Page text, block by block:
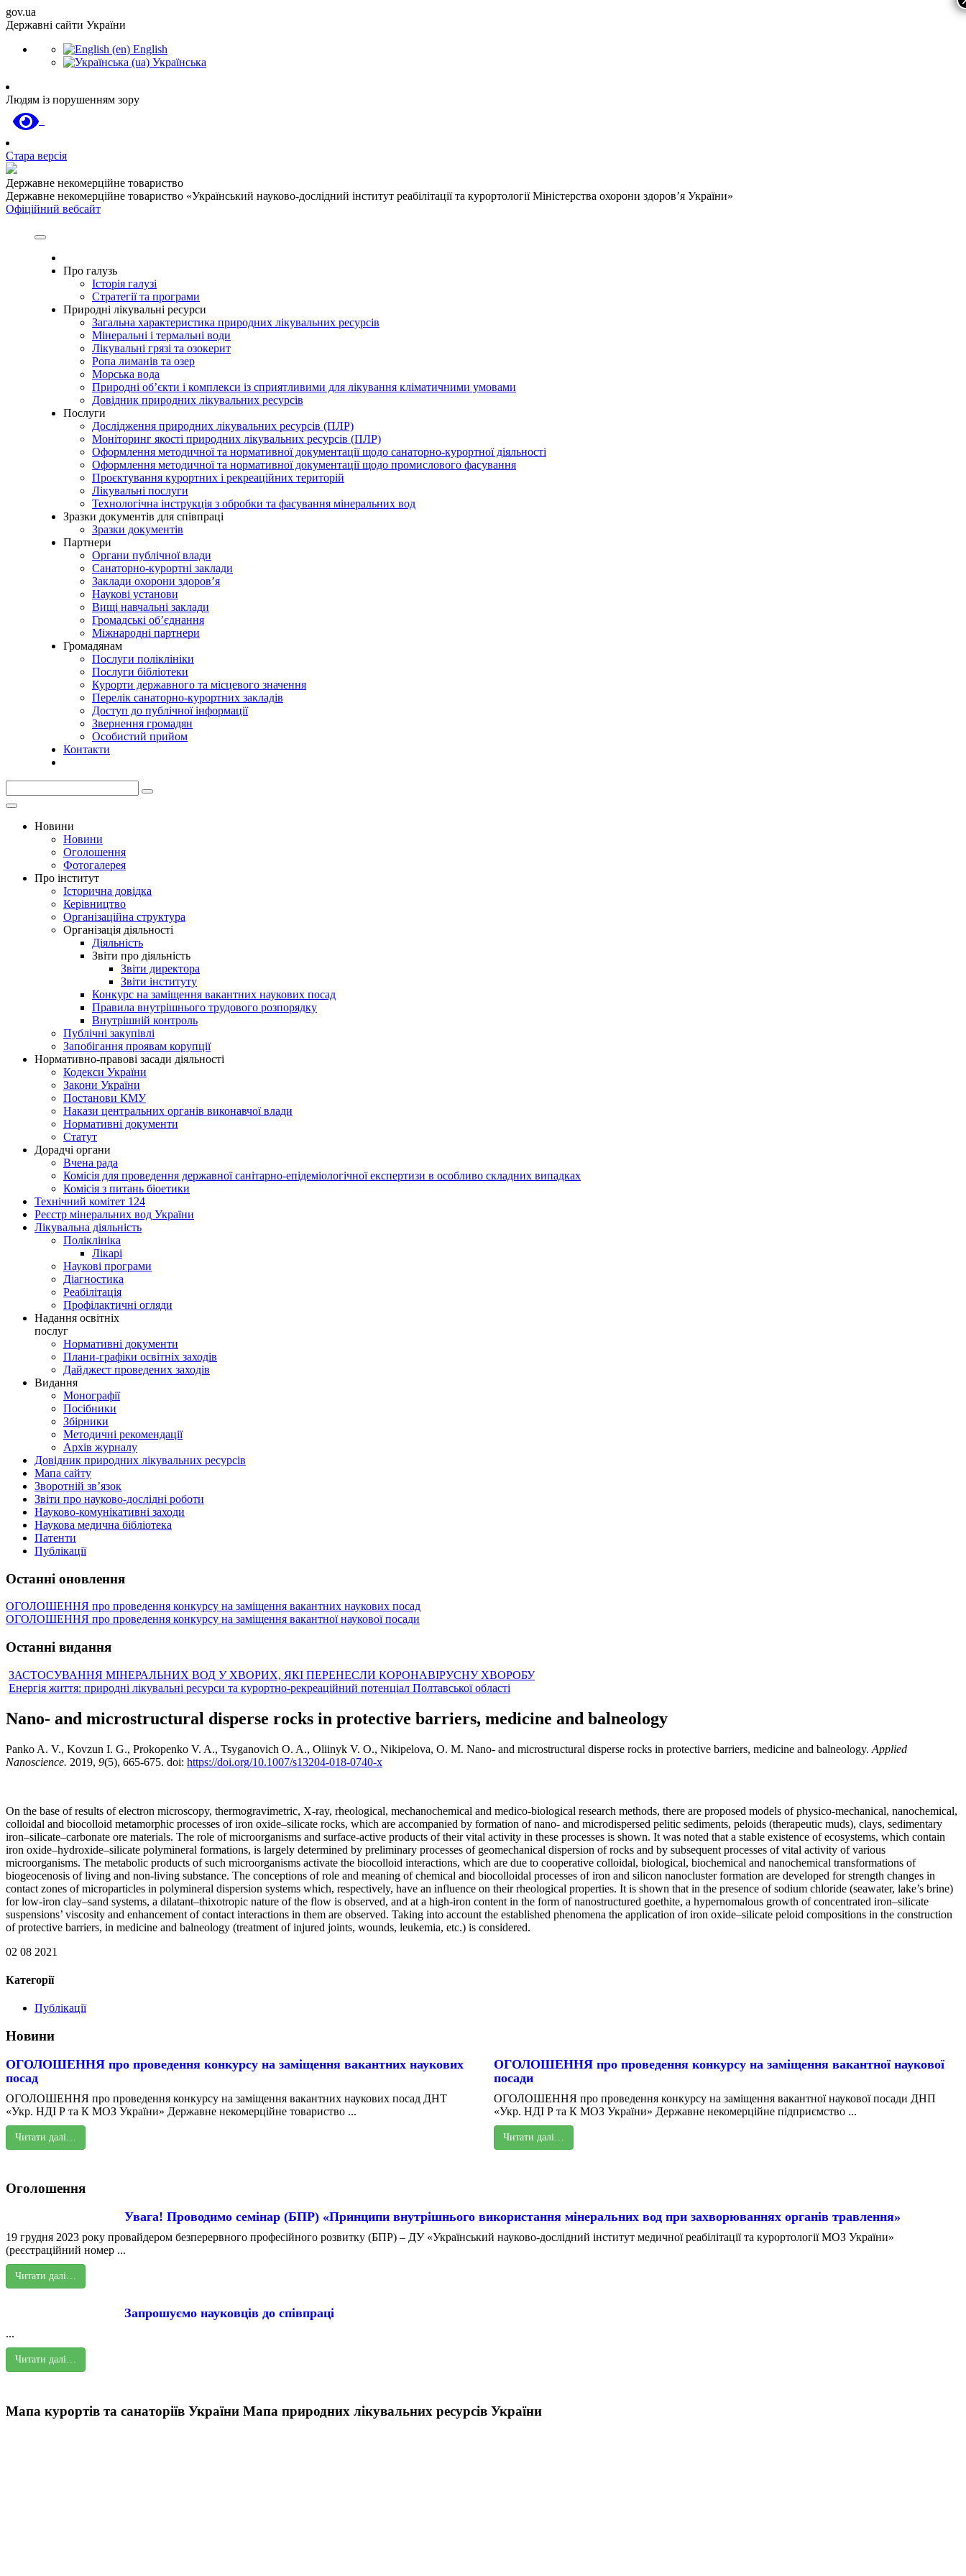
gov.ua
Державні сайти України
English
Українська
Людям із порушенням зору
Стара версія
Державне некомерційне товариство
Державне некомерційне товариство «Український науково-дослідний інститут реабілітації та курортології Міністерства охорони здоров’я України»
Офіційний вебсайт
Про галузь
Історія галузі
Стратегії та програми
Природні лікувальні ресурси
Загальна характеристика природних лікувальних ресурсів
Мінеральні і термальні води
Лікувальні грязі та озокерит
Ропа лиманів та озер
Морська вода
Природні об’єкти і комплекси із сприятливими для лікування кліматичними умовами
Довідник природних лікувальних ресурсів
Послуги
Дослідження природних лікувальних ресурсів (ПЛР)
Моніторинг якості природних лікувальних ресурсів (ПЛР)
Оформлення методичної та нормативної документації щодо санаторно-курортної діяльності
Оформлення методичної та нормативної документації щодо промислового фасування
Проєктування курортних і рекреаційних територій
Лікувальні послуги
Технологічна інструкція з обробки та фасування мінеральних вод
Зразки документів для співпраці
Зразки документів
Партнери
Органи публічної влади
Санаторно-курортні заклади
Заклади охорони здоров’я
Наукові установи
Вищі навчальні заклади
Громадські об’єднання
Міжнародні партнери
Громадянам
Послуги поліклініки
Послуги бібліотеки
Курорти державного та місцевого значення
Перелік санаторно-курортних закладів
Доступ до публічної інформації
Звернення громадян
Особистий прийом
Контакти
Новини
Новини
Оголошення
Фотогалерея
Про інститут
Історична довідка
Керівництво
Організаційна структура
Організація діяльності
Діяльність
Звіти про діяльність
Звіти директора
Звіти інституту
Конкурс на заміщення вакантних наукових посад
Правила внутрішнього трудового розпорядку
Внутрішній контроль
Публічні закупівлі
Запобігання проявам корупції
Нормативно-правові засади діяльності
Кодекси України
Закони України
Постанови КМУ
Накази центральних органів виконавчої влади
Нормативні документи
Статут
Дорадчі органи
Вчена рада
Комісія для проведення державної санітарно-епідеміологічної експертизи в особливо складних випадках
Комісія з питань біоетики
Технічний комітет 124
Реєстр мінеральних вод України
Лікувальна діяльність
Поліклініка
Лікарі
Наукові програми
Діагностика
Реабілітація
Профілактичні огляди
Надання освітніх
послуг
Нормативні документи
Плани-графіки освітніх заходів
Дайджест проведених заходів
Видання
Монографії
Посібники
Збірники
Методичні рекомендації
Архів журналу
Довідник природних лікувальних ресурсів
Мапа сайту
Зворотній зв’язок
Звіти про науково-дослідні роботи
Науково-комунікативні заходи
Наукова медична бібліотека
Патенти
Публікації
Останні оновлення
ОГОЛОШЕННЯ про проведення конкурсу на заміщення вакантних наукових посад
ОГОЛОШЕННЯ про проведення конкурсу на заміщення вакантної наукової посади
Останні видання
ЗАСТОСУВАННЯ МІНЕРАЛЬНИХ ВОД У ХВОРИХ, ЯКІ ПЕРЕНЕСЛИ КОРОНАВІРУСНУ ХВОРОБУ
Енергія життя: природні лікувальні ресурси та курортно-рекреаційний потенціал Полтавської області
Nano- and microstructural disperse rocks in protective barriers, medicine and balneology
Panko A. V., Kovzun I. G., Prokopenko V. A., Tsyganovich O. A., Oliinyk V. O., Nikipelova, O. M. Nano- and microstructural disperse rocks in protective barriers, medicine and balneology. Applied
Nanoscience. 2019, 9(5), 665-675. doi: https://doi.org/10.1007/s13204-018-0740-x
On the base of results of electron microscopy, thermogravimetric, X-ray, rheological, mechanochemical and medico-biological research methods, there are proposed models of physico-mechanical, nanochemical,
colloidal and biocolloid metamorphic processes of iron oxide–silicate rocks, which are accompanied by formation of nano- and microdispersed pelitic sediments, peloids (therapeutic muds), clays, sedimentary
iron–silicate–carbonate ore materials. The role of microorganisms and surface-active products of their vital activity in these processes is shown. It was noted that a stable existence of ecosystems, which contain
iron oxide–hydroxide–silicate polymineral formations, is largely determined by preliminary processes of geomechanical dispersion of rocks and by subsequent processes of vital activity of various
microorganisms. The metabolic products of such microorganisms activate the biocolloid interactions, which are due to cooperative colloidal, biological, biochemical and nanochemical transformations of
biogeocenosis of living and non-living substance. The conceptions of role and meaning of chemical and biocolloidal processes of iron and silicon nanocluster formation are developed for strength changes in
contact zones of microparticles in polymineral dispersion systems which, respectively, have an influence on their rheological properties. It is shown that in the presence of sodium chloride (seawater, lake’s brine)
for low-iron clay–sand systems, a dilatant–thixotropic nature of the flow is observed, and at a high-iron content in the form of nanostructured goethite, a hypernomalous growth of concentrated iron–silicate
suspensions’ viscosity and enhancement of contact interactions in them are observed. Taking into account the established phenomena the application of iron oxide–silicate peloid compositions in the construction
of protective barriers, in medicine and balneology (treatment of injured joints, wounds, leukemia, etc.) is considered.
02 08 2021
Категорії
Публікації
Новини
ОГОЛОШЕННЯ про проведення конкурсу на заміщення вакантних наукових
посад
ОГОЛОШЕННЯ про проведення конкурсу на заміщення вакантних наукових посад ДНТ
«Укр. НДІ Р та К МОЗ України» Державне некомерційне товариство ...
Читати далі…
ОГОЛОШЕННЯ про проведення конкурсу на заміщення вакантної наукової
посади
ОГОЛОШЕННЯ про проведення конкурсу на заміщення вакантної наукової посади ДНП
«Укр. НДІ Р та К МОЗ України» Державне некомерційне підприємство ...
Читати далі…
Оголошення
Увага! Проводимо семінар (БПР) «Принципи внутрішнього використання мінеральних вод при захворюваннях органів травлення»
19 грудня 2023 року провайдером безперервного професійного розвитку (БПР) – ДУ «Український науково-дослідний інститут медичної реабілітації та курортології МОЗ України»
(реєстраційний номер ...
Читати далі…
Запрошуємо науковців до співпраці
...
Читати далі…
Мапа курортів та санаторіїв України Мапа природних лікувальних ресурсів України